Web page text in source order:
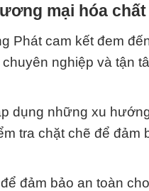
mại hóa
Phát cam kết đem
nghiệp và tận
dụng những xu
tra chặt chẽ để
đảm bảo an toàn